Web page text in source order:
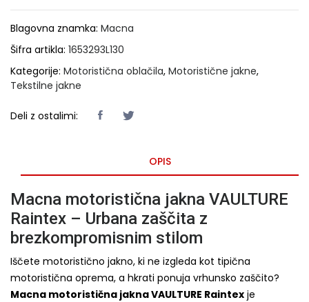
Blagovna znamka: Macna
Šifra artikla: 1653293L130
Kategorije: Motoristična oblačila, Motoristične jakne,
Tekstilne jakne
Deli z ostalimi:
OPIS
Macna motoristična jakna VAULTURE
Raintex – Urbana zaščita z
brezkompromisnim stilom
Iščete motoristično jakno, ki ne izgleda kot tipična
motoristična oprema, a hkrati ponuja vrhunsko zaščito?
Macna motoristična jakna VAULTURE Raintex je